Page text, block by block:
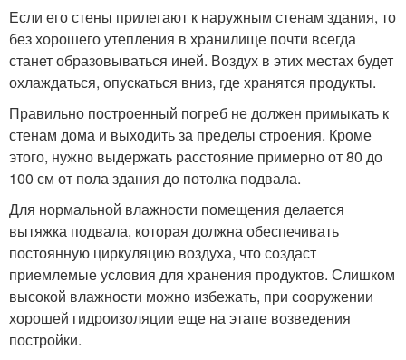
Если его стены прилегают к наружным стенам здания, то
без хорошего утепления в хранилище почти всегда
станет образовываться иней. Воздух в этих местах будет
охлаждаться, опускаться вниз, где хранятся продукты.
Правильно построенный погреб не должен примыкать к
стенам дома и выходить за пределы строения. Кроме
этого, нужно выдержать расстояние примерно от 80 до
100 см от пола здания до потолка подвала.
Для нормальной влажности помещения делается
вытяжка подвала, которая должна обеспечивать
постоянную циркуляцию воздуха, что создаст
приемлемые условия для хранения продуктов. Слишком
высокой влажности можно избежать, при сооружении
хорошей гидроизоляции еще на этапе возведения
постройки.